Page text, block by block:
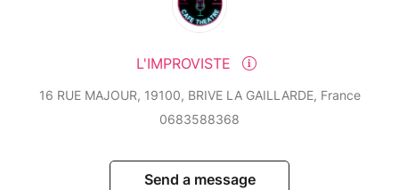
L'IMPROVISTE
16 RUE MAJOUR, 19100, BRIVE LA GAILLARDE, France
0683588368
Send a message